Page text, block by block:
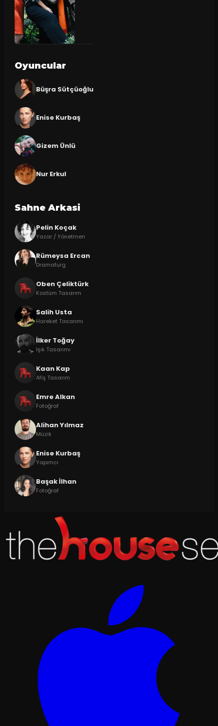
Oyuncular
Büşra Sütçüoğlu
Enise Kurbaş
Gizem Ünlü
Nur Erkul
Sahne Arkasi
Pelin Koçak
Yazar / Yönetmen
Rümeysa Ercan
Dramaturg
Oben Çeliktürk
Kostüm Tasarım
Salih Usta
Hareket Tasarımı
İlker Toğay
Işık Tasarımı
Kaan Kap
Afiş Tasarım
Emre Alkan
Fotoğraf
Alihan Yılmaz
Müzik
Enise Kurbaş
Yapımcı
Başak İlhan
Fotoğraf